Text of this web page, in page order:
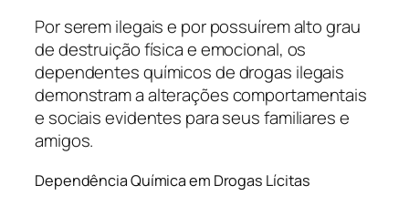
Por serem ilegais e por possuírem alto grau
de destruição física e emocional, os
dependentes químicos de drogas ilegais
demonstram a alterações comportamentais
e sociais evidentes para seus familiares e
amigos.
Dependência Química em Drogas Lícitas